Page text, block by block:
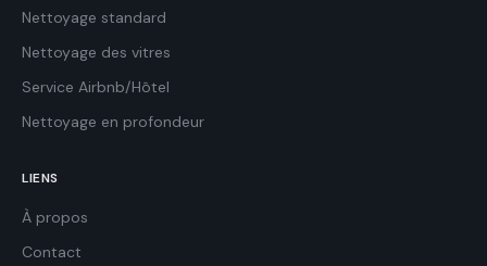
Nettoyage standard
Nettoyage des vitres
Service Airbnb/Hôtel
Nettoyage en profondeur
LIENS
À propos
Contact